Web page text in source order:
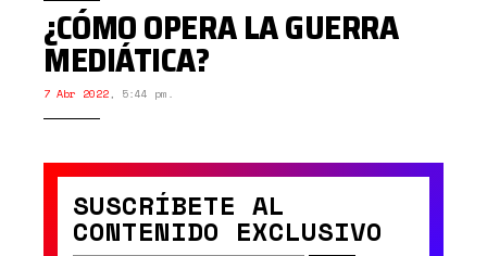
¿CÓMO OPERA LA GUERRA
MEDIÁTICA?
7 Abr 2022, 5:44 pm.
SUSCRÍBETE AL
CONTENIDO EXCLUSIVO